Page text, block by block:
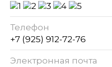
Телефон
+7 (925) 912-72-76
Электронная почта